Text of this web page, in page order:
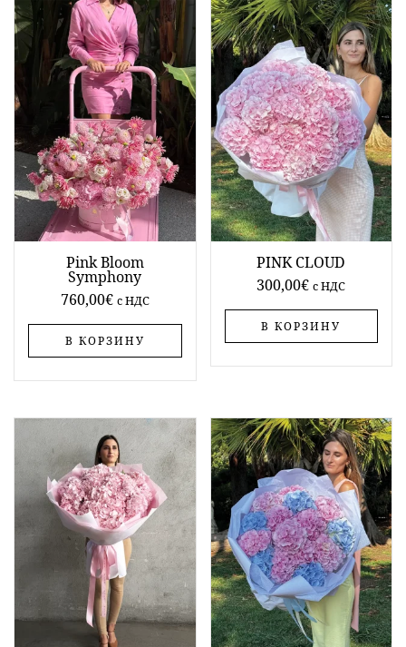
Pink Bloom
Symphony
760,00€ c НДС
В КОРЗИНУ
PINK CLOUD
300,00€ c НДС
В КОРЗИНУ